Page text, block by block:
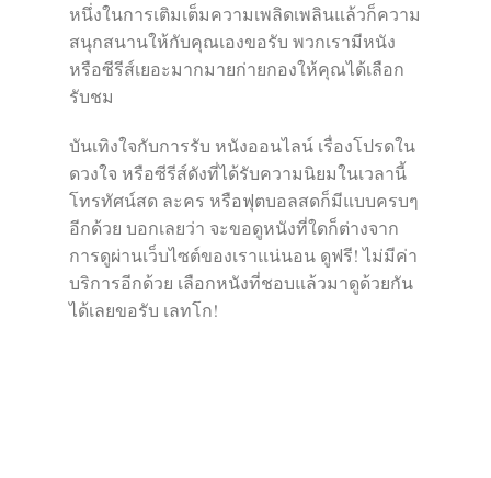
หนึ่งในการเติมเต็มความเพลิดเพลินแล้วก็ความ
สนุกสนานให้กับคุณเองขอรับ พวกเรามีหนัง
หรือซีรีส์เยอะมากมายก่ายกองให้คุณได้เลือก
รับชม
บันเทิงใจกับการรับ หนังออนไลน์ เรื่องโปรดใน
ดวงใจ หรือซีรีส์ดังที่ได้รับความนิยมในเวลานี้
โทรทัศน์สด ละคร หรือฟุตบอลสดก็มีแบบครบๆ
อีกด้วย บอกเลยว่า จะขอดูหนังที่ใดก็ต่างจาก
การดูผ่านเว็บไซต์ของเราแน่นอน ดูฟรี! ไม่มีค่า
บริการอีกด้วย เลือกหนังที่ชอบแล้วมาดูด้วยกัน
ได้เลยขอรับ เลทโก!